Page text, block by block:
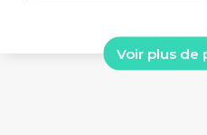
Voir plus de